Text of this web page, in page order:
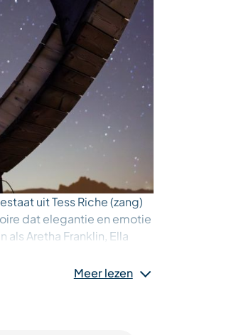
uit Tess Riche (zang)
dat elegantie en emotie
Aretha Franklin, Ella
en eigentijdse
Meer lezen